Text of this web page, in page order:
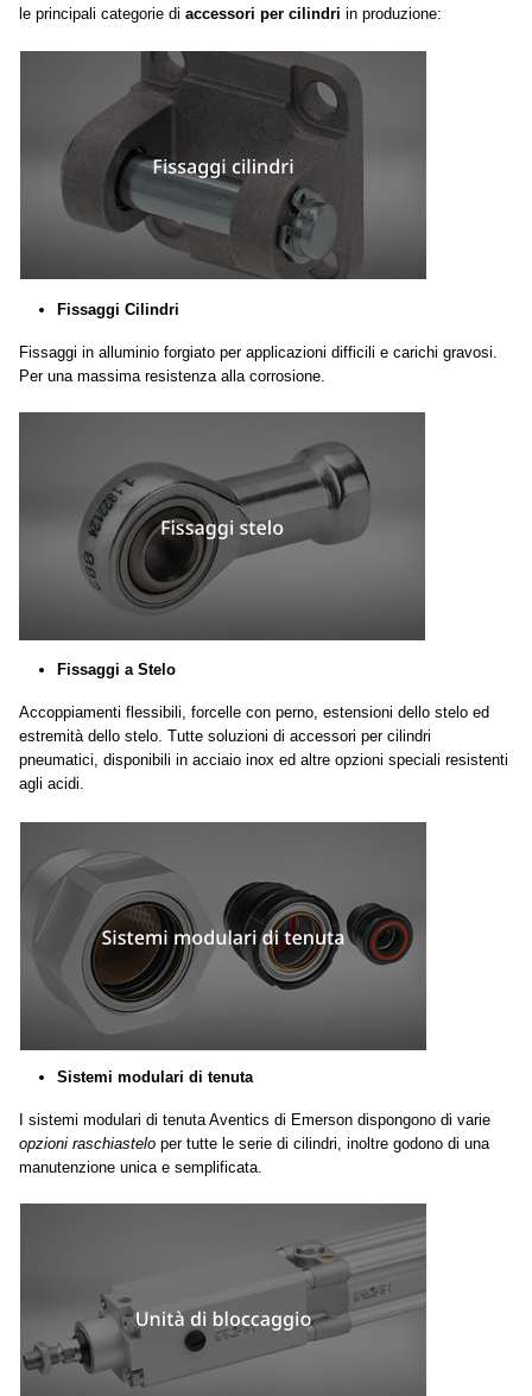
le principali categorie di accessori per cilindri in produzione:
Fissaggi Cilindri
Fissaggi in alluminio forgiato per applicazioni difficili e carichi gravosi.
Per una massima resistenza alla corrosione.
Fissaggi a Stelo
Accoppiamenti flessibili, forcelle con perno, estensioni dello stelo ed
estremità dello stelo. Tutte soluzioni di accessori per cilindri
pneumatici, disponibili in acciaio inox ed altre opzioni speciali resistenti
agli acidi.
Sistemi modulari di tenuta
I sistemi modulari di tenuta Aventics di Emerson dispongono di varie
opzioni raschiastelo per tutte le serie di cilindri, inoltre godono di una
manutenzione unica e semplificata.